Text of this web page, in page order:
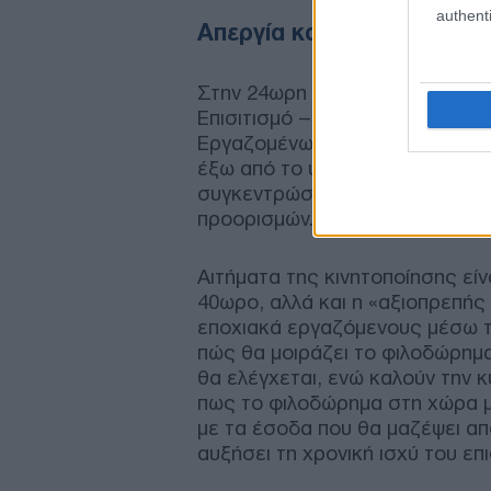
Απεργία και των
Στην 24ωρη πανελλαδική
Επισιτισμό – Τουρισμό, όπως
Εργαζομένων στον Επισιτισμό
έξω από το υπουργείο
συγκεντρώσεις των
προορισμών.
Αιτήματα της κινητοποίησης
40ωρο, αλλά και η
εποχιακά εργαζόμενους μέσω
πώς θα μοιράζει το
θα ελέγχεται, ενώ καλούν την
πως το φιλοδώρημα στη χώρα
με τα έσοδα που θα μαζέψει
αυξήσει τη χρονική ισχύ του